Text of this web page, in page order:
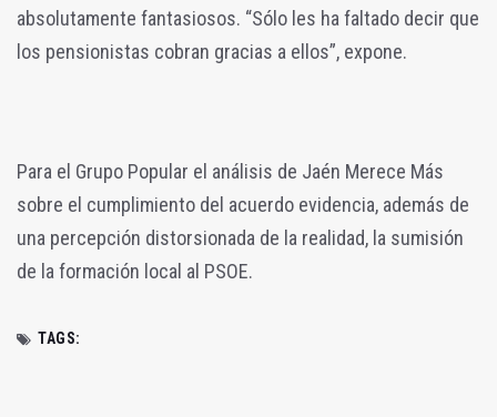
absolutamente fantasiosos. “Sólo les ha faltado decir que
los pensionistas cobran gracias a ellos”, expone.
Para el Grupo Popular el análisis de Jaén Merece Más
sobre el cumplimiento del acuerdo evidencia, además de
una percepción distorsionada de la realidad, la sumisión
de la formación local al PSOE.
TAGS: